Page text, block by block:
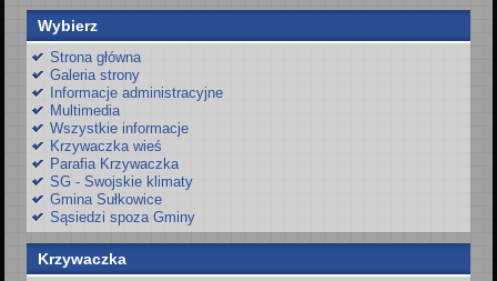
Wybierz
Strona główna
Galeria strony
Informacje administracyjne
Multimedia
Wszystkie informacje
Krzywaczka wieś
Parafia Krzywaczka
SG - Swojskie klimaty
Gmina Sułkowice
Sąsiedzi spoza Gminy
Krzywaczka